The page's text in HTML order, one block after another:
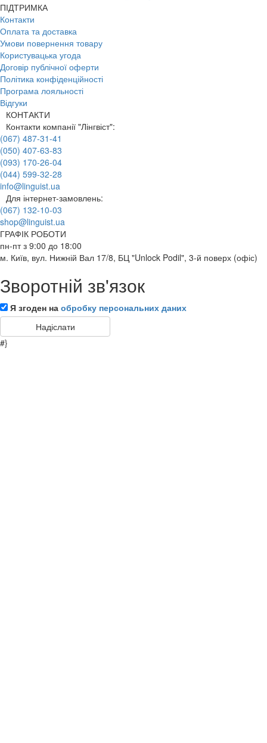
ПІДТРИМКА
Контакти
Оплата та доставка
Умови повернення товару
Користувацька угода
Договір публічної оферти
Політика конфіденційності
Програма лояльності
Відгуки
КОНТАКТИ
Контакти компанії "Лінгвіст":
(067) 487-31-41
(050) 407-63-83
(093) 170-26-04
(044) 599-32-28
info@linguist.ua
Для інтернет-замовлень:
(067) 132-10-03
shop@linguist.ua
ГРАФІК РОБОТИ
пн-пт з 9:00 до 18:00
м. Київ, вул. Нижній Вал 17/8, БЦ "Unlock Podil", 3-й поверх (офіс)
Зворотній зв'язок
Я згоден на обробку персональних даних
#}